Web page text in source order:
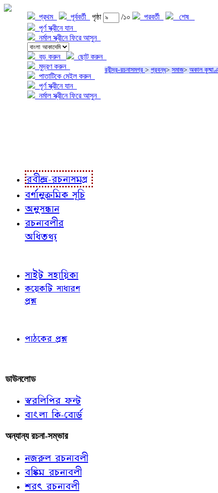
প্রথম পূর্ববর্তী পৃষ্ঠা /১০ পরবর্তী
শেষ
পূর্ণ স্ক্রীনে যান
নর্মাল স্ক্রীনে ফিরে আসুন
বড় করুন
ছোট করুন
মুদ্রণ করুন
পাতাটিকে মেইল করুন
পূর্ণ স্ক্রীনে যান
নর্মাল স্ক্রীনে ফিরে আসুন
রবীন্দ্র-রচনাসমগ্র > প্রবন্ধ> সমাজ> অকাল
রবীন্দ্র-রচনাসমগ্র
বর্ণানুক্রমিক সূচি
অনুসন্ধান
রচনাবলীর
অধিতথ্য
সাইট সহায়িকা
কয়েকটি সাধারণ
প্রশ্ন
পাঠকের প্রশ্ন
ডাউনলোড
স্বরলিপির ফন্ট
বাংলা কি-বোর্ড
অন্যান্য রচনা-সম্ভার
নজরুল রচনাবলী
বঙ্কিম রচনাবলী
শরৎ রচনাবলী